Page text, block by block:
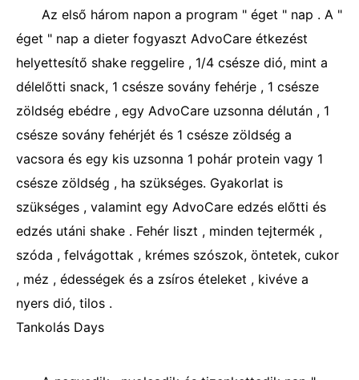
Az első három napon a program " éget " nap . A "
éget " nap a dieter fogyaszt AdvoCare étkezést
helyettesítő shake reggelire , 1/4 csésze dió, mint a
délelőtti snack, 1 csésze sovány fehérje , 1 csésze
zöldség ebédre , egy AdvoCare uzsonna délután , 1
csésze sovány fehérjét és 1 csésze zöldség a
vacsora és egy kis uzsonna 1 pohár protein vagy 1
csésze zöldség , ha szükséges. Gyakorlat is
szükséges , valamint egy AdvoCare edzés előtti és
edzés utáni shake . Fehér liszt , minden tejtermék ,
szóda , felvágottak , krémes szószok, öntetek, cukor
, méz , édességek és a zsíros ételeket , kivéve a
nyers dió, tilos .
Tankolás Days